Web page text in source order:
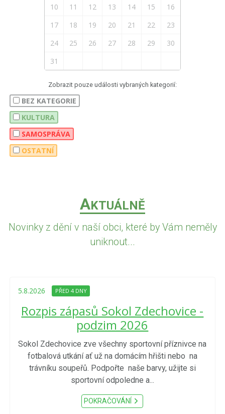
10 11 12 13 14 15
16
17
18 19 20 21 22
23
24
25 26 27 28 29
30
31
Zobrazit pouze události vybraných kategorií:
BEZ KATEGORIE
KULTURA
SAMOSPRÁVA
OSTATNÍ
AKTUÁLNĚ
Novinky z dění v naší obci, které by Vám neměly
uniknout...
5.8.2026 PŘED 4 DNY
Rozpis zápasů Sokol Zdechovice -
podzim 2026
Sokol Zdechovice zve všechny sportovní příznivce na
fotbalová utkání ať už na domácím hřišti nebo na
trávníku soupeřů. Podpořte naše barvy, užijte si
sportovní odpoledne a...
POKRAČOVÁNÍ